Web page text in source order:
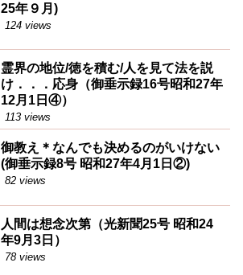
25年９月)
124 views
霊界の地位/徳を積む/人を見て法を説
け．．．応身（御垂示録16号昭和27年
12月1日④）
113 views
御教え＊なんでも決めるのがいけない
(御垂示録8号 昭和27年4月1日②)
82 views
人間は想念次第（光新聞25号 昭和24
年9月3日）
78 views